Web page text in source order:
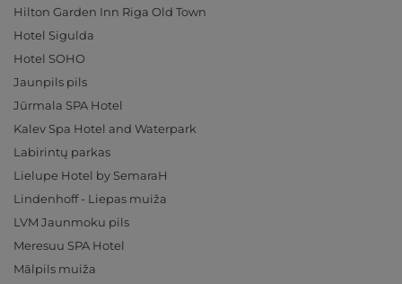
Hilton Garden Inn Riga Old Town
Hotel Sigulda
Hotel SOHO
Jaunpils pils
Jūrmala SPA Hotel
Kalev Spa Hotel and Waterpark
Labirintų parkas
Lielupe Hotel by SemaraH
Lindenhoff - Liepas muiža
LVM Jaunmoku pils
Meresuu SPA Hotel
Mālpils muiža